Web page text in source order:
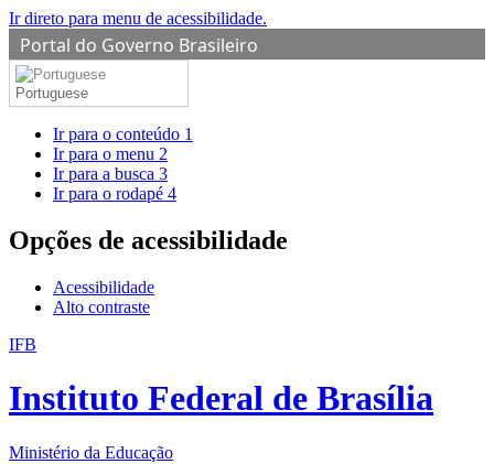
Ir direto para menu de acessibilidade.
Portal do Governo Brasileiro
Portuguese
Ir para o conteúdo 1
Ir para o menu 2
Ir para a busca 3
Ir para o rodapé 4
Opções de acessibilidade
Acessibilidade
Alto contraste
IFB
Instituto Federal de Brasília
Ministério da Educação